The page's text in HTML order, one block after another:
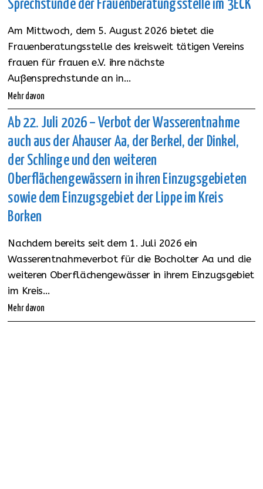
Sprechstunde der Frauenberatungsstelle im 3ECK
Am Mittwoch, dem 5. August 2026 bietet die
Frauenberatungsstelle des kreisweit tätigen Vereins
frauen für frauen e.V. ihre nächste
Außensprechstunde an in…
Mehr davon
Ab 22. Juli 2026 – Verbot der Wasserentnahme
auch aus der Ahauser Aa, der Berkel, der Dinkel,
der Schlinge und den weiteren
Oberflächengewässern in ihren Einzugsgebieten
sowie dem Einzugsgebiet der Lippe im Kreis
Borken
Nachdem bereits seit dem 1. Juli 2026 ein
Wasserentnahmeverbot für die Bocholter Aa und die
weiteren Oberflächengewässer in ihrem Einzugsgebiet
im Kreis…
Mehr davon